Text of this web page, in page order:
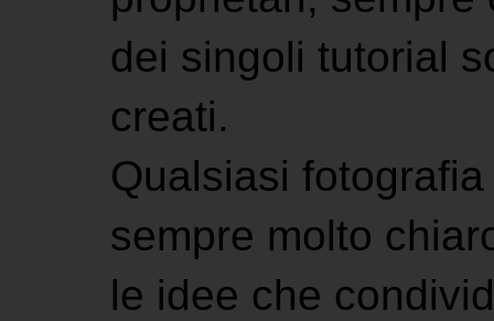
dei singoli tutorial
creati.
Qualsiasi
sempre molto
le idee che